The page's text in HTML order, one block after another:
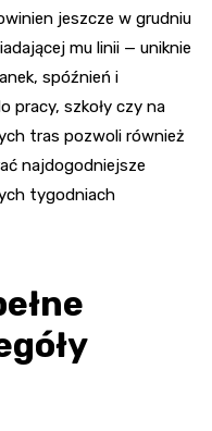
jeszcze w grudniu
mu linii — uniknie
spóźnień i
pracy, szkoły czy na
tras pozwoli również
najdogodniejsze
tygodniach